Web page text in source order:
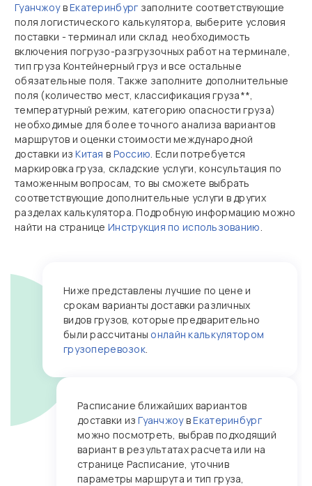
ГуанчжоувЕкатеринбург заполните соответствующие
поля логистического калькулятора, выберите условия
поставки - терминал или склад, необходимость
включения погрузо-разгрузочных работ на терминале,
тип груза Контейнерный груз и все остальные
обязательные поля. Также заполните дополнительные
поля (количество мест, классификация груза**,
температурный режим, категорию опасности груза)
необходимые для более точного анализа вариантов
маршрутов и оценки стоимости международной
доставки изКитая в Россию. Если потребуется
маркировка груза, складские услуги, консультация по
таможенным вопросам, то вы сможете выбрать
соответствующие дополнительные услуги в других
разделах калькулятора. Подробную информацию можно
найти на страницеИнструкция по использованию.
Ниже представлены лучшие по цене и
срокам варианты доставки различных
видов грузов, которые предварительно
были рассчитаны онлайн калькулятором
грузоперевозок.
Расписание ближайших вариантов
доставки изГуанчжоувЕкатеринбург
можно посмотреть, выбрав подходящий
вариант в результатах расчета или на
странице Расписание, уточнив
параметры маршрута и тип груза,